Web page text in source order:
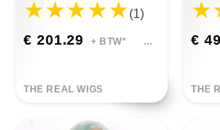
(1)
€ 201.29 + BTW*
THE REAL WIGS
€
THE